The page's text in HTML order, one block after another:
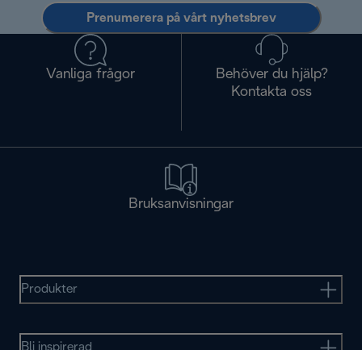
Prenumerera på vårt nyhetsbrev
Vanliga frågor
Behöver du hjälp?
Kontakta oss
Bruksanvisningar
Produkter
Bli inspirerad